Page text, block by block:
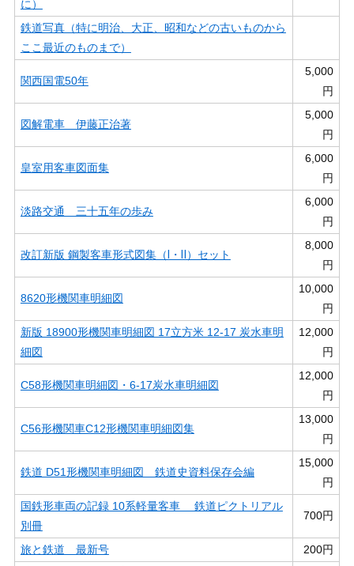
に）
鉄道写真（特に明治、大正、昭和などの古いものから
ここ最近のものまで）
関西国電50年
5,000
円
図解電車 伊藤正治著
5,000
円
皇室用客車図面集
6,000
円
淡路交通 三十五年の歩み
6,000
円
改訂新版 鋼製客車形式図集（Ⅰ・Ⅱ）セット
8,000
円
8620形機関車明細図
10,000
円
新版 18900形機関車明細図 17立方米 12-17 炭水車明
細図
12,000
円
C58形機関車明細図・6-17炭水車明細図
12,000
円
C56形機関車C12形機関車明細図集
13,000
円
鉄道 D51形機関車明細図 鉄道史資料保存会編
15,000
円
国鉄形車両の記録 10系軽量客車 鉄道ピクトリアル
別冊
700円
旅と鉄道 最新号
200円